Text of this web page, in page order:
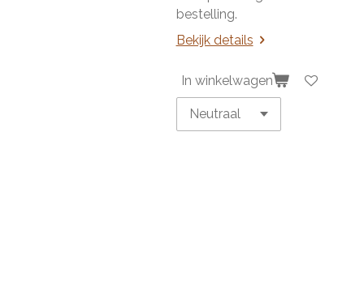
bestelling.
Bekijk details
In winkelwagen